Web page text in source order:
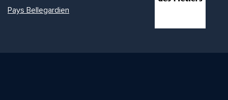
Pays Bellegardien